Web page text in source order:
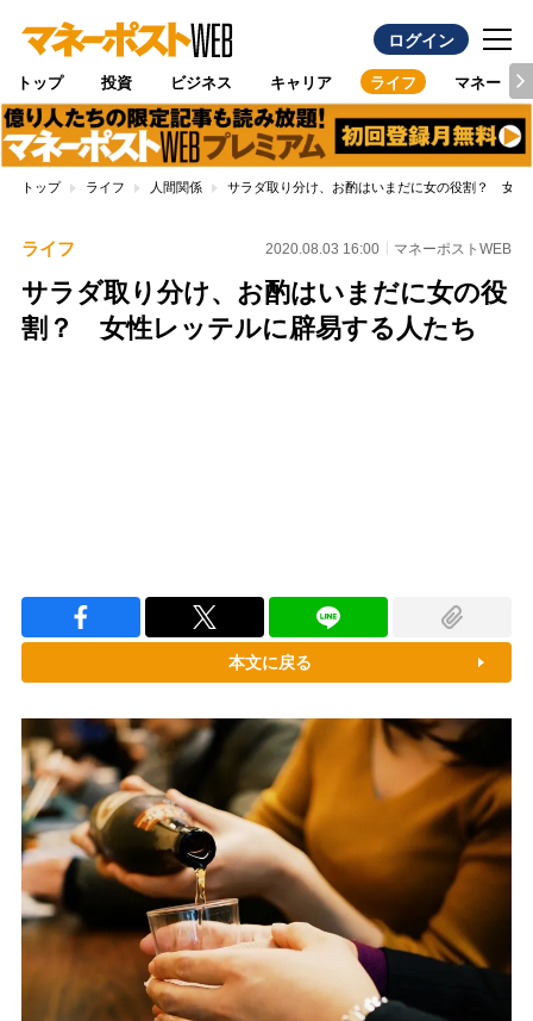
ログイン
トップ 投資 ビジネス キャリア ライフ マネー
トップ ライフ 人間関係 サラダ取り分け、お酌はいまだに女の役割？ 女性
ライフ 2020.08.03 16:00 マネーポストWEB
サラダ取り分け、お酌はいまだに女の役
割？ 女性レッテルに辟易する人たち
本文に戻る